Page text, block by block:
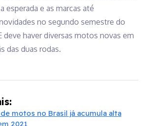
esperada e as marcas até
no segundo semestre do
deve haver diversas motos novas em
das duas rodas.
motos no Brasil já acumula alta
2021